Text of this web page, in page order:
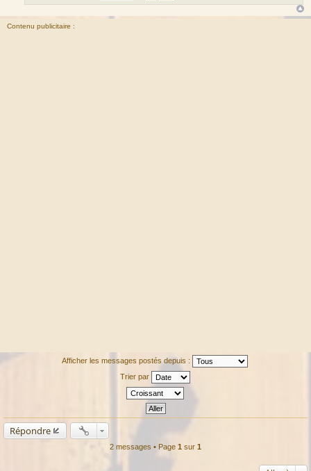
Contenu publicitaire :
Afficher les messages postés depuis :
Trier par
Répondre
2 messages • Page 1 sur 1